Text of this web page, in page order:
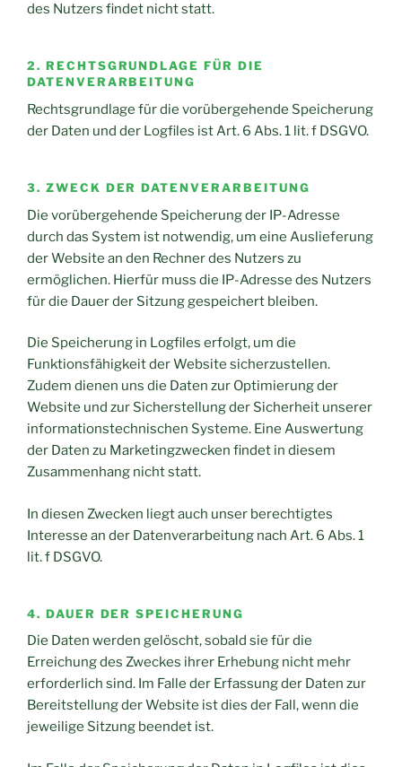
des Nutzers findet nicht statt.
2. RECHTSGRUNDLAGE FÜR DIE
DATENVERARBEITUNG
Rechtsgrundlage für die vorübergehende Speicherung
der Daten und der Logfiles ist Art. 6 Abs. 1 lit. f DSGVO.
3. ZWECK DER DATENVERARBEITUNG
Die vorübergehende Speicherung der IP-Adresse
durch das System ist notwendig, um eine Auslieferung
der Website an den Rechner des Nutzers zu
ermöglichen. Hierfür muss die IP-Adresse des Nutzers
für die Dauer der Sitzung gespeichert bleiben.
Die Speicherung in Logfiles erfolgt, um die
Funktionsfähigkeit der Website sicherzustellen.
Zudem dienen uns die Daten zur Optimierung der
Website und zur Sicherstellung der Sicherheit unserer
informationstechnischen Systeme. Eine Auswertung
der Daten zu Marketingzwecken findet in diesem
Zusammenhang nicht statt.
In diesen Zwecken liegt auch unser berechtigtes
Interesse an der Datenverarbeitung nach Art. 6 Abs. 1
lit. f DSGVO.
4. DAUER DER SPEICHERUNG
Die Daten werden gelöscht, sobald sie für die
Erreichung des Zweckes ihrer Erhebung nicht mehr
erforderlich sind. Im Falle der Erfassung der Daten zur
Bereitstellung der Website ist dies der Fall, wenn die
jeweilige Sitzung beendet ist.